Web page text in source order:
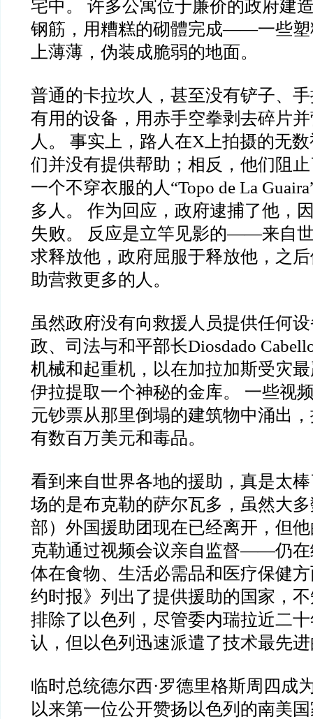
宅中。 许多公寓位于廉价的政府建
钢筋，用糟糕的砌體完成——一些塑
上薄薄，伪装成脆弱的地面。
普通的卡拉坎人，甚至没有铲子、
有用的设备，用赤手空拳剥去碎片
人。 事实上，路人在X上拍摄的无
们并没有提供帮助；相反，他们阻
一个不穿衣服的人“Topo de La
多人。 作为回应，政府逮捕了他，
失败。 反应是立竿见影的——来自
求释放他，政府屈服于释放他，之
助营救更多的人。
虽然政府没有向救援人员提供任何
政、司法与和平部长Diosdado
机械和起重机，以在加拉加斯受灾
伊拉提取一个神秘的金库。 一些视
元钞票从那里倒塌的建筑物中涌出
有数百万美元和毒品。
看到来自世界各地的援助，真是太
场的是布克勒的萨尔瓦多，虽然大
部）外国援助团现在已经离开，但
克勒通过视频会议亲自监督——仍在
体在食物、生活必需品和医疗保健
约时报》列出了提供援助的国家，
排除了以色列，尽管委内瑞拉近二
认，但以色列迅速派遣了技术最先
临时总统德尔西·罗德里格斯周四成
以来第一位公开赞扬以色列的南美